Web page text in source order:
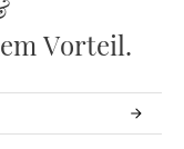
Vorteil.